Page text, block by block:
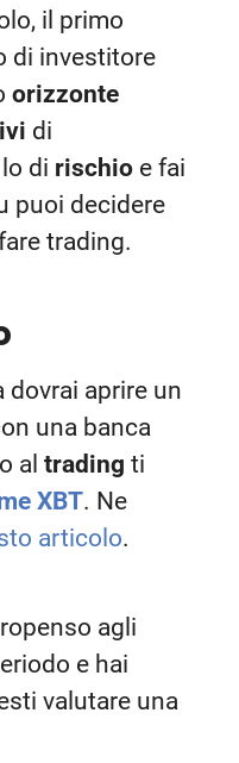
il primo
di investitore
orizzonte
di
di rischio e fai
puoi decidere
trading.
dovrai aprire un
una banca
al trading ti
XBT. Ne
articolo.
agli
e hai
valutare una